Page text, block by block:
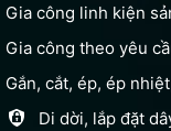
Gia công linh kiện
Gia công theo yêu
Gắn, cắt, ép, ép
Di dời, lắp đặt